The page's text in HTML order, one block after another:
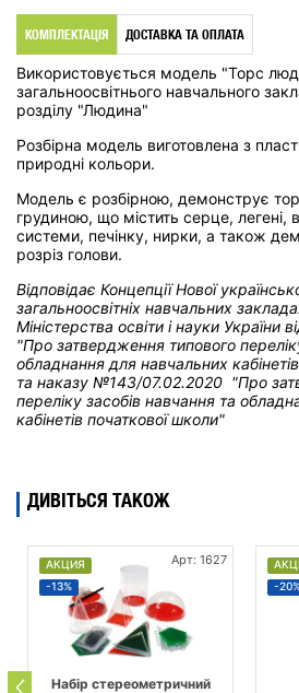
КОМПЛЕКТАЦІЯ ДОСТАВКА ТА ОПЛАТА
Використовується модель "Торс
загальноосвітнього навчального
розділу "Людина"
Розбірна модель виготовлена з
природні кольори.
Модель є розбірною, демонструє
грудиною, що містить серце, легені,
системи, печінку, нирки, а також
розріз голови.
Відповідає Концепції Нової
загальноосвітніх навчальних
Міністерства освіти і науки України
"Про затвердження типового
обладнання для навчальних
та наказу №143/07.02.2020 "Про
переліку засобів навчання та
кабінетів початкової школи"
ДИВІТЬСЯ ТАКОЖ
АКЦИЯ
-13%
Арт: 1627
Набір стереометричний
-